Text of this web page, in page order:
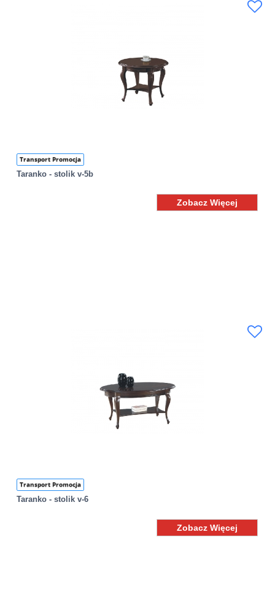
Transport Promocja
Taranko - stolik v-5b
Zobacz Więcej
Transport Promocja
Taranko - stolik v-6
Zobacz Więcej